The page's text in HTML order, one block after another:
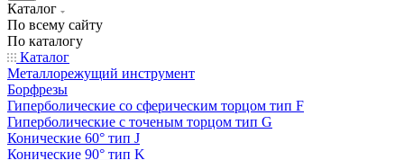
Каталог
По всему сайту
По каталогу
Каталог
Металлорежущий инструмент
Борфрезы
Гиперболические cо сферическим торцом тип F
Гиперболические с точеным торцом тип G
Конические 60° тип J
Конические 90° тип K